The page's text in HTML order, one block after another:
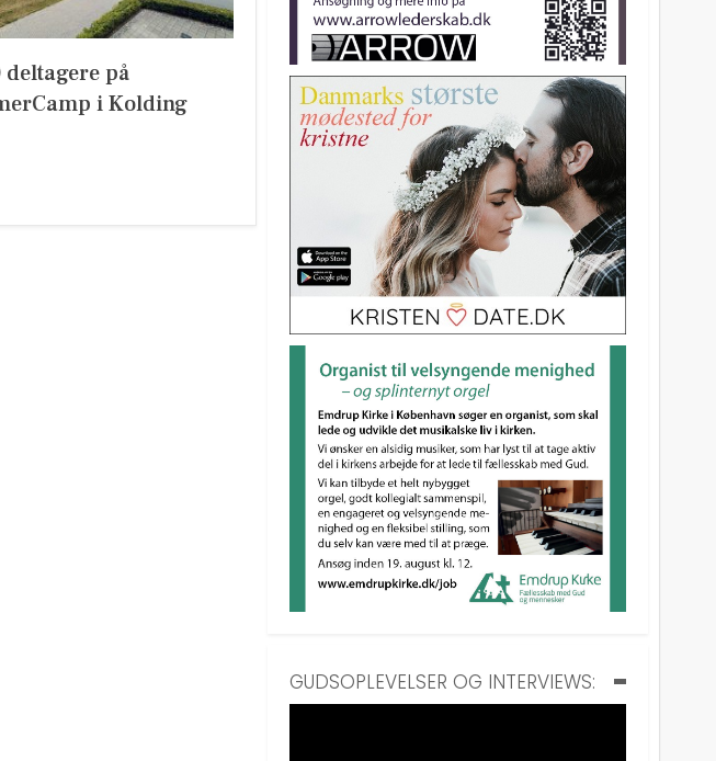
deltagere på
i Kolding
GUDSOPLEVELSER OG INTERVIEWS: